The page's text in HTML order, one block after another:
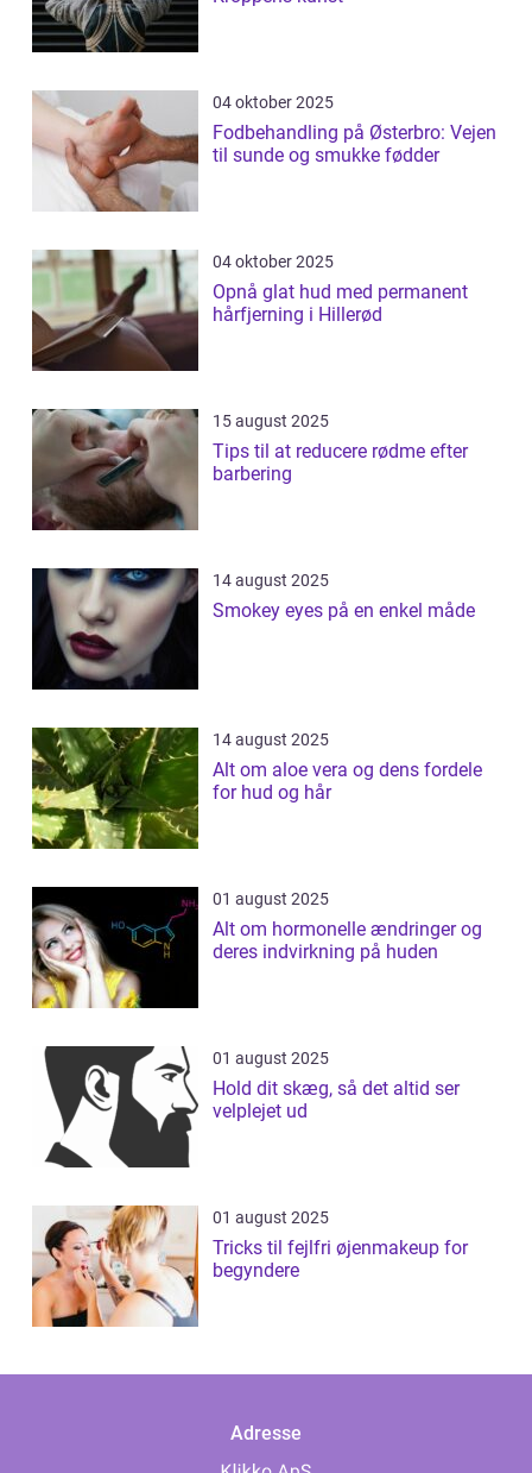
04 oktober 2025
Fodbehandling på Østerbro: Vejen
til sunde og smukke fødder
04 oktober 2025
Opnå glat hud med permanent
hårfjerning i Hillerød
15 august 2025
Tips til at reducere rødme efter
barbering
14 august 2025
Smokey eyes på en enkel måde
14 august 2025
Alt om aloe vera og dens fordele
for hud og hår
01 august 2025
Alt om hormonelle ændringer og
deres indvirkning på huden
01 august 2025
Hold dit skæg, så det altid ser
velplejet ud
01 august 2025
Tricks til fejlfri øjenmakeup for
begyndere
Adresse